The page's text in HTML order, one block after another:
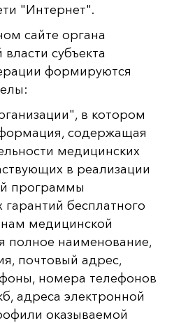
"Интернет".
сайте органа
субъекта
формируются
в котором
содержащая
медицинских
в реализации
программы
гарантий бесплатного
медицинской
полное наименование,
почтовый адрес,
номера телефонов
адреса электронной
оказываемой